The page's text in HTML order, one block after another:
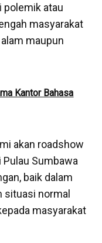
polemik atau
masyarakat
maupun
Kantor Bahasa
akan roadshow
Sumbawa
baik dalam
situasi normal
masyarakat